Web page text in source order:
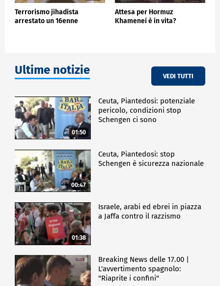
Terrorismo jihadista
arrestato un 16enne
Attesa per Hormuz
Khamenei è in vita?
Ultime notizie VEDI TUTTI
01:50
Ceuta, Piantedosi: potenziale
pericolo, condizioni stop
Schengen ci sono
00:47
Ceuta, Piantedosi: stop
Schengen è sicurezza nazionale
01:38
Israele, arabi ed ebrei in piazza
a Jaffa contro il razzismo
Breaking News delle 17.00 |
L'avvertimento spagnolo:
"Riaprite i confini"